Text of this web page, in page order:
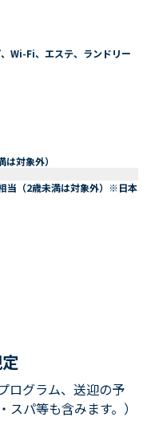
Wi-Fi、エステ、ランドリー
対象外）
当（2歳未満は対象外）※日本
ログラム、送迎の予
パ等も含みます。）